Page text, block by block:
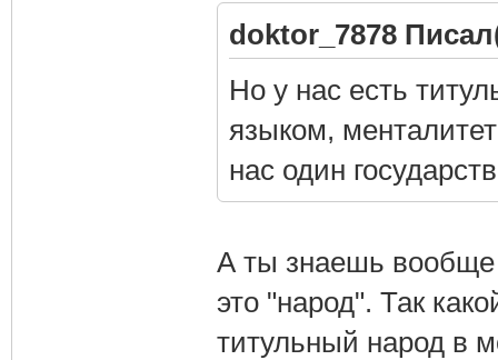
doktor_7878
Но у нас есть
языком,
нас один
А ты знаешь вообще
это "народ". Так
титульный народ в